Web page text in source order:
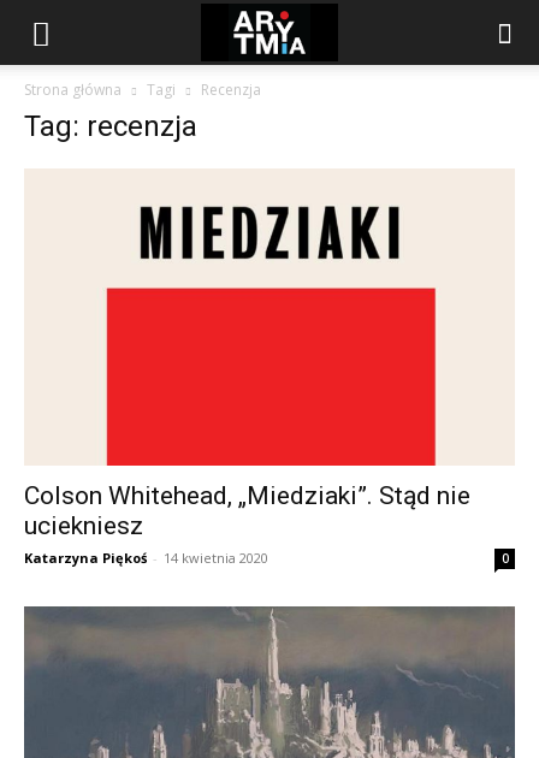
arytmia.eu
Strona główna Tagi Recenzja
Tag: recenzja
Colson Whitehead, „Miedziaki”. Stąd nie
uciekniesz
Katarzyna Piękoś - 14 kwietnia 2020 0